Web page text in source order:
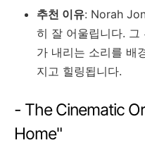
추천 이유: Norah
히 잘 어울립니다. 그
가 내리는 소리를 배
지고 힐링됩니다.
- The Cinematic
Home"